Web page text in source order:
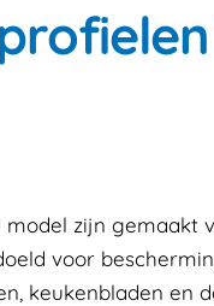
zijn gemaakt
voor
keukenbladen en